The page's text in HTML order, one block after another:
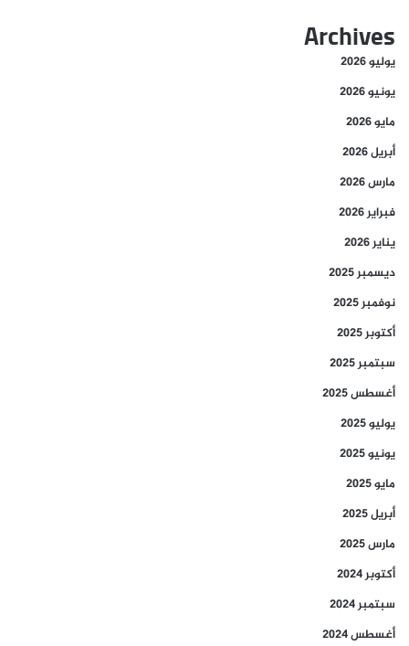
Archives
يوليو 2026
يونيو 2026
مايو 2026
أبريل 2026
مارس 2026
فبراير 2026
يناير 2026
ديسمبر 2025
نوفمبر 2025
أكتوبر 2025
سبتمبر 2025
أغسطس 2025
يوليو 2025
يونيو 2025
مايو 2025
أبريل 2025
مارس 2025
أكتوبر 2024
سبتمبر 2024
أغسطس 2024